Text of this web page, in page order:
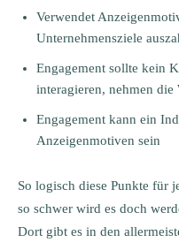
Verwendet
Unternehmensziele
Engagement sollte kein
interagieren, nehmen die
Engagement kann ein
Anzeigenmotiven sein
So logisch diese Punkte für
so schwer wird es doch
Dort gibt es in den